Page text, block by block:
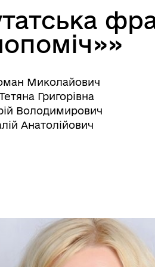
ресурси
Е-
Миколайович
Григорівна
Володимирович
Анатолійович